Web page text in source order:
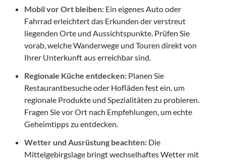
Mobil vor Ort bleiben: Ein eigenes Auto oder
Fahrrad erleichtert das Erkunden der verstreut
liegenden Orte und Aussichtspunkte. Prüfen Sie
vorab, welche Wanderwege und Touren direkt von
Ihrer Unterkunft aus erreichbar sind.
Regionale Küche entdecken: Planen Sie
Restaurantbesuche oder Hofläden fest ein, um
regionale Produkte und Spezialitäten zu probieren.
Fragen Sie vor Ort nach Empfehlungen, um echte
Geheimtipps zu entdecken.
Wetter und Ausrüstung beachten: Die
Mittelgebirgslage bringt wechselhaftes Wetter mit